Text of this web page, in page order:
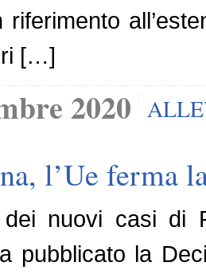
riferimento
[…]
2020
l’Ue ferma
nuovi casi di
pubblicato la